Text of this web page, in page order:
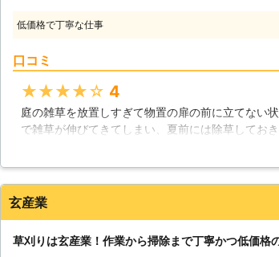
出来る優れもので
音でも神経質な方がいる可
す】 当社はお客様
刈りが完了するま
ことが出来る業者
低価格で丁寧な仕事
口コミ
★★★★★ 4
庭の雑草を放置しすぎて物置の扉の前に立てない
で雑草が伸びてきてしまい、夏前には除草してお
タッフの人の仕事がとても早く、専門の方の草取
富山県 氷見市 2016年11月30日
玄産業
草刈りは玄産業！作業から掃除まで丁寧かつ低価格